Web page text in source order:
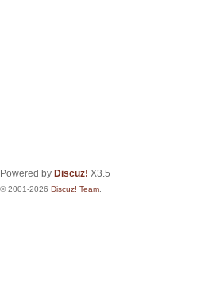
Powered by Discuz! X3.5
© 2001-2026 Discuz! Team